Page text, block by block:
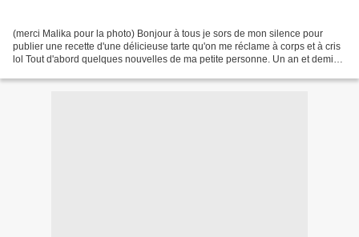
(merci Malika pour la photo) Bonjour à tous je sors de mon silence pour
publier une recette d'une délicieuse tarte qu'on me réclame à corps et à cris
lol Tout d'abord quelques nouvelles de ma petite personne. Un an et demi